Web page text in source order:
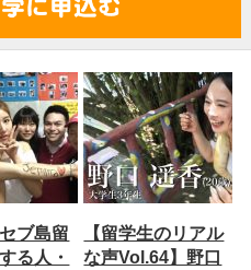
ブ島留
る人・
【留学生のリアル
な声Vol.64】野口